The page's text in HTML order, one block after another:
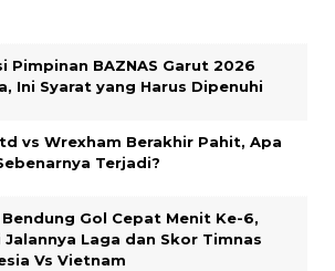
Pimpinan BAZNAS Garut 2026
Ini Syarat yang Harus Dipenuhi
vs Wrexham Berakhir Pahit, Apa
Terjadi?
Bendung Gol Cepat Menit Ke-6,
Jalannya Laga dan Skor Timnas
Vs Vietnam